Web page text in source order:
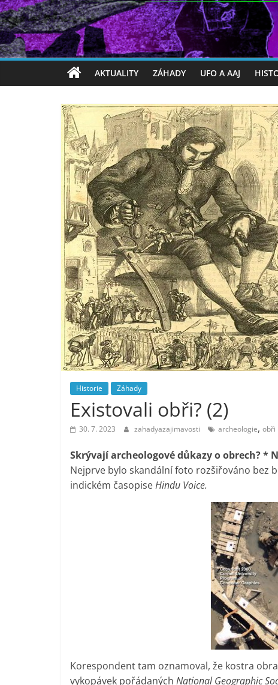
AKTUALITY ZÁHADY UFO A AAJ
Historie Záhady
Existovali obři? (2)
30. 7. 2023 zahadyazajimavosti archeologie, obři
Skrývají archeologové důkazy o obrech? *
Nejprve bylo skandální foto rozšiřováno bez
indickém časopiseHindu Voice.
Korespondent tam oznamoval, že kostra
vykopávek pořádaných National Geographic